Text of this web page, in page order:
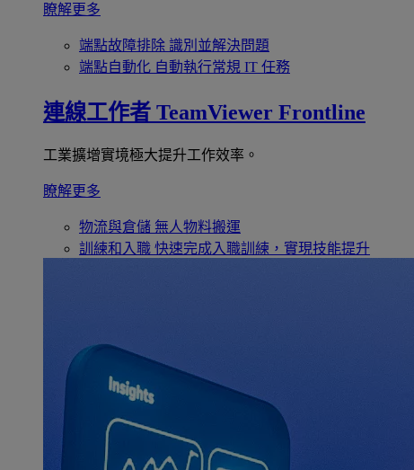
瞭解更多
端點故障排除 識別並解決問題
端點自動化 自動執行常規 IT 任務
連線工作者 TeamViewer Frontline
工業擴增實境極大提升工作效率。
瞭解更多
物流與倉儲 無人物料搬運
訓練和入職 快速完成入職訓練，實現技能提升